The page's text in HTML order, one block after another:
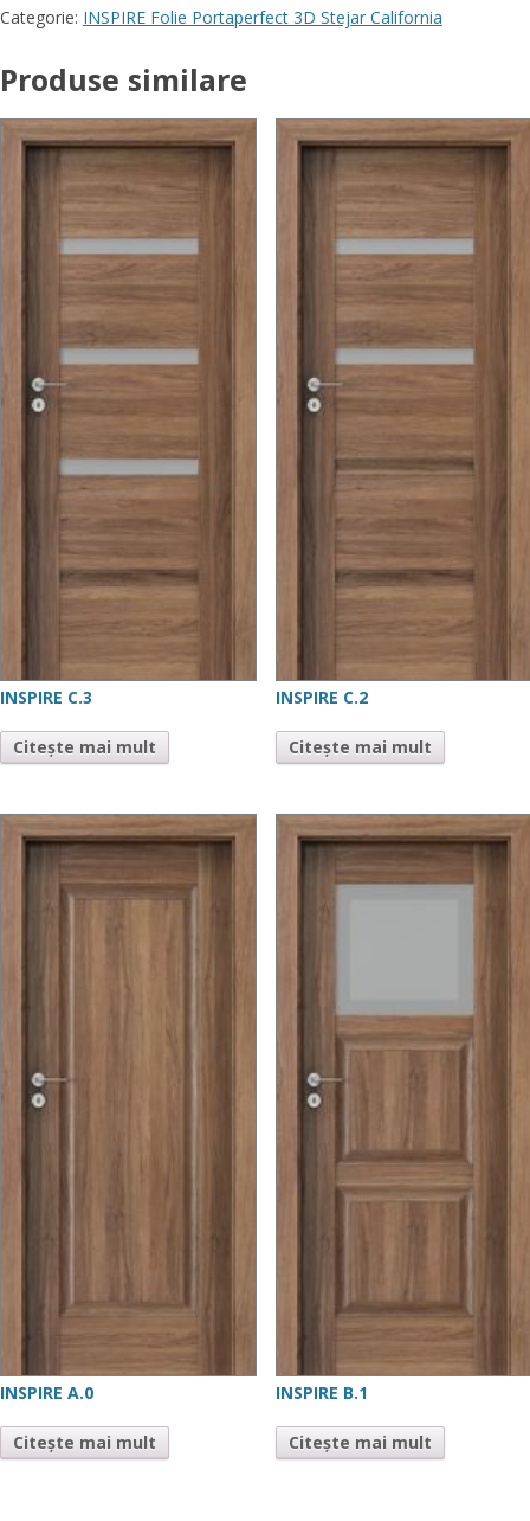
Categorie: INSPIRE Folie Portaperfect 3D Stejar California
Produse similare
INSPIRE C.3
Citește mai mult
INSPIRE C.2
Citește mai mult
INSPIRE A.0
Citește mai mult
INSPIRE B.1
Citește mai mult